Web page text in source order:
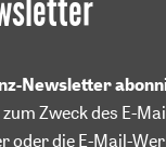
Newsletter
Zweck des E-
oder die E-Mail-